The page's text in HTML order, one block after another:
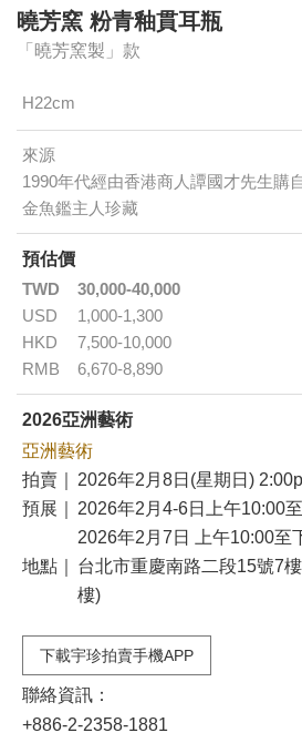
曉芳窯 粉青釉貫耳瓶
「曉芳窯製」款
H22cm
來源
1990年代經由香港商人譚國才先生購
金魚鑑主人珍藏
預估價
TWD
30,000-40,000
USD
1,000-1,300
HKD
7,500-10,000
RMB
6,670-8,890
2026亞洲藝術
亞洲藝術
拍賣｜
2026年2月8日(星期日)
預展｜
2026年2月4-6日上午10:00
2026年2月7日 上午10:00至
地點｜
台北市重慶南路二段15號7
樓)
下載宇珍拍賣手機APP
聯絡資訊：
+886-2-2358-1881